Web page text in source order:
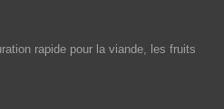
rapide pour la viande, les fruits